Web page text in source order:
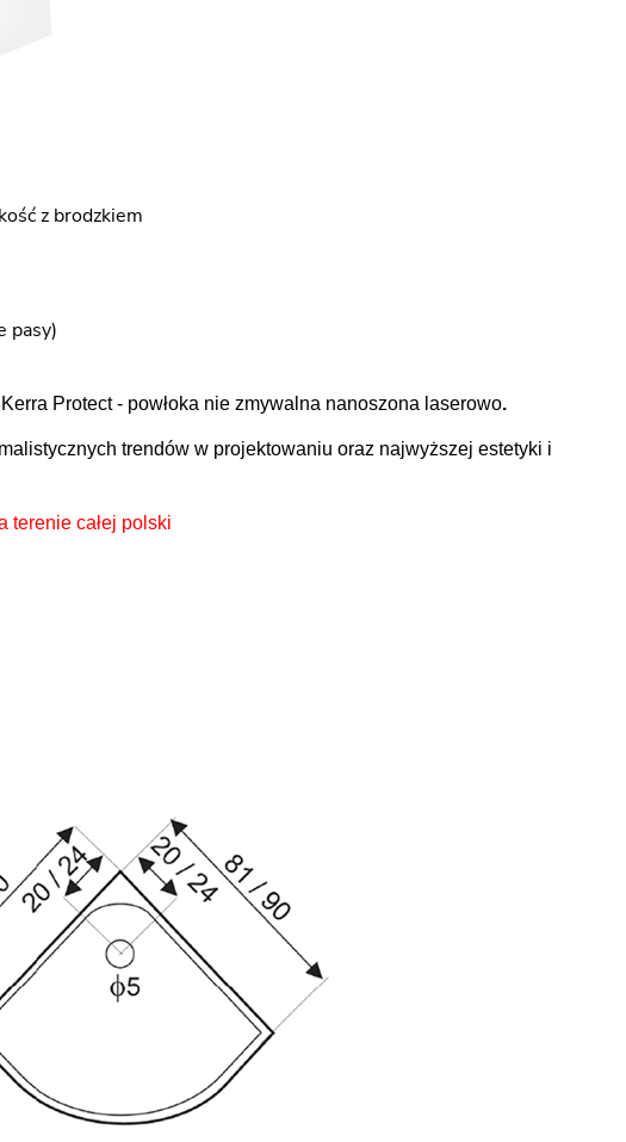
z brodzkiem
pasy)
Protect - powłoka nie zmywalna nanoszona laserowo.
trendów w projektowaniu oraz najwyższej estetyki i
terenie całej polski